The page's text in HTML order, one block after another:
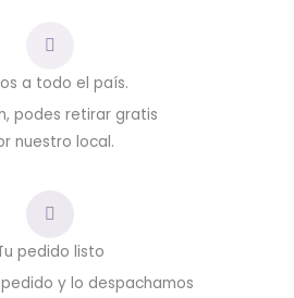
a todo el país.
podes retirar gratis
nuestro local.
pedido listo
y lo despachamos